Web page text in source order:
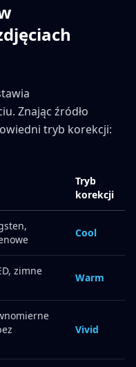
Znając źródło
tryb korekcji:
Tryb
korekcji
Cool
zimne
Warm
Vivid